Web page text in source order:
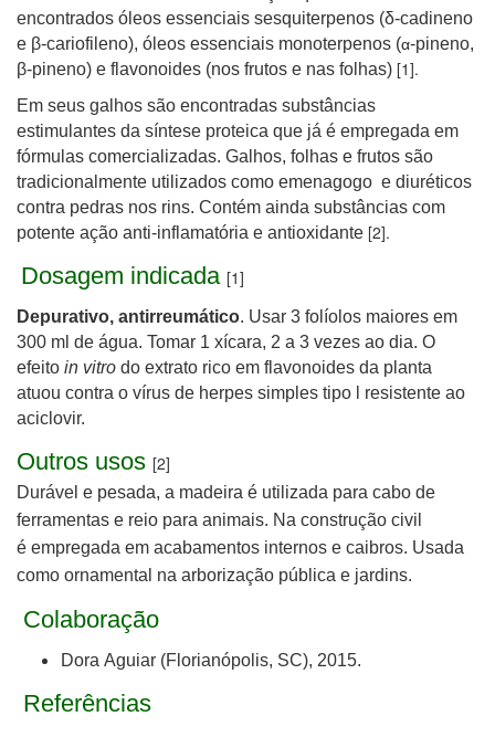
encontrados óleos essenciais sesquiterpenos (δ-cadineno
e β-cariofileno), óleos essenciais monoterpenos (α-pineno,
β-pineno) e flavonoides (nos frutos e nas folhas) [1].
Em seus galhos são encontradas substâncias
estimulantes da síntese proteica que já é empregada em
fórmulas comercializadas. Galhos, folhas e frutos são
tradicionalmente utilizados como emenagogo e diuréticos
contra pedras nos rins. Contém ainda substâncias com
potente ação anti-inflamatória e antioxidante [2].
Dosagem indicada [1]
Depurativo, antirreumático. Usar 3 folíolos maiores em
300 ml de água. Tomar 1 xícara, 2 a 3 vezes ao dia. O
efeito in vitro do extrato rico em flavonoides da planta
atuou contra o vírus de herpes simples tipo l resistente ao
aciclovir.
Outros usos [2]
Durável e pesada, a madeira é utilizada para cabo de
ferramentas e reio para animais. Na construção civil
é empregada em acabamentos internos e caibros. Usada
como ornamental na arborização pública e jardins.
Colaboração
Dora Aguiar (Florianópolis, SC), 2015.
Referências